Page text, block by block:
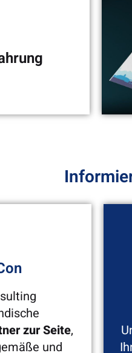
zur Seite,
und